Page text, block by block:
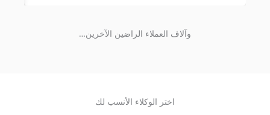
وآلاف العملاء الراضين الآخرين…
اختر الوكلاء الأنسب لك